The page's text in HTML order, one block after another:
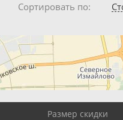
Сортировать по
Размер скидки